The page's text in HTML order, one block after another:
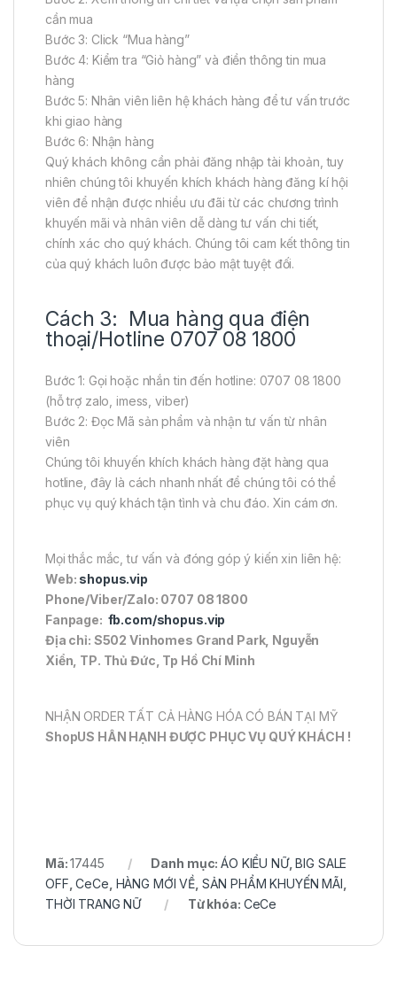
cần mua
Bước 3: Click “Mua hàng”
Bước 4: Kiểm tra “Giỏ hàng” và điền thông tin mua
hàng
Bước 5: Nhân viên liên hệ khách hàng để tư vấn trước
khi giao hàng
Bước 6: Nhận hàng
Quý khách không cần phải đăng nhập tài khoản, tuy
nhiên chúng tôi khuyến khích khách hàng đăng kí hội
viên để nhận được nhiều ưu đãi từ các chương trình
khuyến mãi và nhân viên dễ dàng tư vấn chi tiết,
chính xác cho quý khách. Chúng tôi cam kết thông tin
của quý khách luôn được bảo mật tuyệt đối.
Cách 3: Mua hàng qua điện
thoại/Hotline 0707 08 1800
Bước 1: Gọi hoặc nhắn tin đến hotline: 0707 08 1800
(hỗ trợ zalo, imess, viber)
Bước 2: Đọc Mã sản phẩm và nhận tư vấn từ nhân
viên
Chúng tôi khuyến khích khách hàng đặt hàng qua
hotline, đây là cách nhanh nhất để chúng tôi có thể
phục vụ quý khách tận tình và chu đáo. Xin cám ơn.
Mọi thắc mắc, tư vấn và đóng góp ý kiến xin liên hệ:
Web: shopus.vip
Phone/Viber/Zalo: 0707 08 1800
Fanpage: fb.com/shopus.vip
Địa chỉ: S502 Vinhomes Grand Park, Nguyễn
Xiển, TP. Thủ Đức, Tp Hồ Chí Minh
NHẬN ORDER TẤT CẢ HÀNG HÓA CÓ BÁN TẠI MỸ
ShopUS HÂN HẠNH ĐƯỢC PHỤC VỤ QUÝ KHÁCH !
Mã:17445 Danh mục:ÁO KIỂU NỮ,BIG SALE
OFF ,CeCe HÀNG MỚI VỀ, SẢN PHẨM KHUYẾN MÃI
THỜI TRANG NỮ
Từ khóa: CeCe